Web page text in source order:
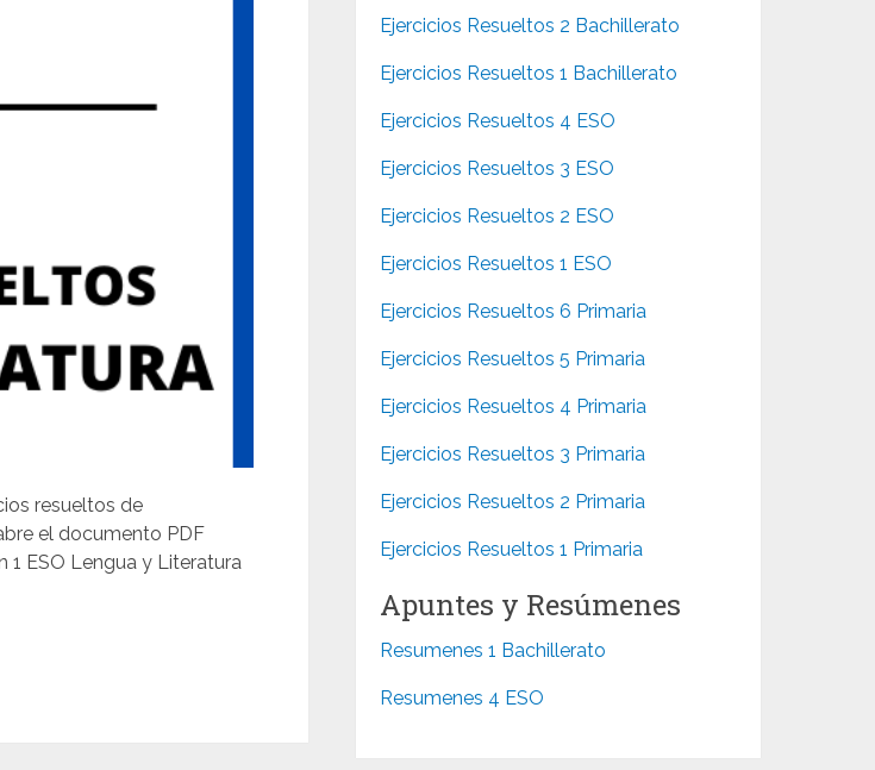
resueltos de
el documento PDF
1 ESO Lengua y Literatura
Ejercicios Resueltos 2 Bachillerato
Ejercicios Resueltos 1 Bachillerato
Ejercicios Resueltos 4 ESO
Ejercicios Resueltos 3 ESO
Ejercicios Resueltos 2 ESO
Ejercicios Resueltos 1 ESO
Ejercicios Resueltos 6 Primaria
Ejercicios Resueltos 5 Primaria
Ejercicios Resueltos 4 Primaria
Ejercicios Resueltos 3 Primaria
Ejercicios Resueltos 2 Primaria
Ejercicios Resueltos 1 Primaria
Apuntes y Resúmenes
Resumenes 1 Bachillerato
Resumenes 4 ESO